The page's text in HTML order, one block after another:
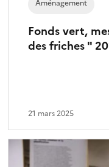
Fonds vert,
des friches "
Aménagement
21 mars 2025